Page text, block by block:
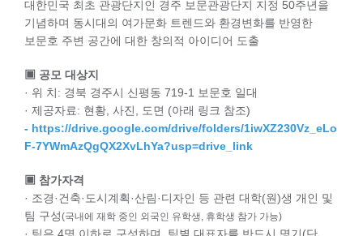
대한민국 최초 관광단지인 경주 보문관광단지 지정 50주년을
기념하며 동시대의 여가문화 트렌드와 환경변화를 반영한
보문호 주변 공간에 대한 창의적 아이디어 도출
▣ 공모 대상지
· 위 치: 경북 경주시 신평동 719-1 보문호 일대
· 제공자료: 현황, 사진, 도면 (아래 링크 참조)
- https://drive.google.com/drive/folders/1iwXZ230Vz_eLo
F-7YWmAzQgQX2XvLhYa?usp=drive_link
▣ 참가자격
· 조경·건축·도시계획·산림·디자인 등 관련 대학(원)생 개인 및
팀 구성(국내에 재학 중인 외국인 유학생, 휴학생 참가 가능)